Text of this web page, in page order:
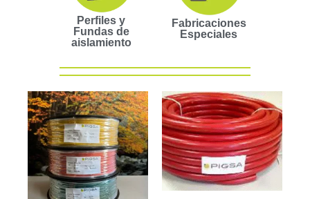
Perfiles y
Fundas de
aislamiento
Fabricaciones
Especiales